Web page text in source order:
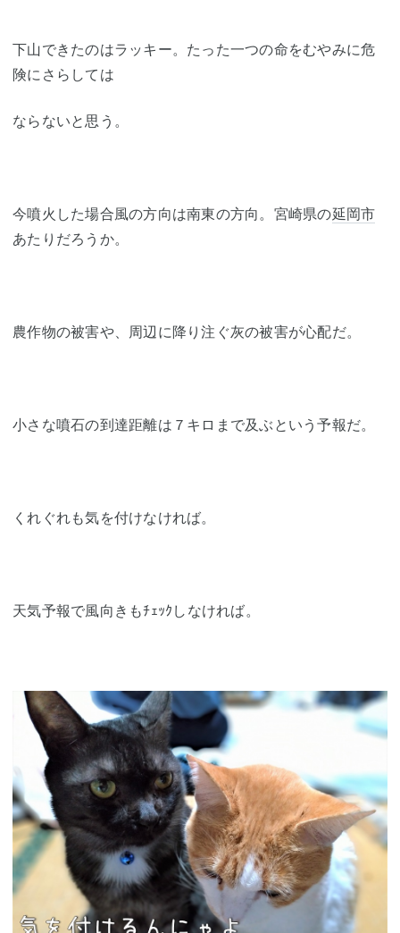
下山できたのはラッキー。たった一つの命をむやみに危
険にさらしては
ならないと思う。
今噴火した場合風の方向は南東の方向。宮崎県の延岡市
あたりだろうか。
農作物の被害や、周辺に降り注ぐ灰の被害が心配だ。
小さな噴石の到達距離は７キロまで及ぶという予報だ。
くれぐれも気を付けなければ。
天気予報で風向きもﾁｪｯｸしなければ。